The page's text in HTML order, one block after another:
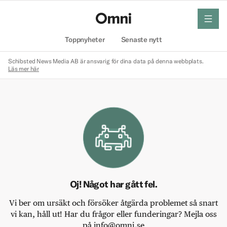
Toppnyheter Senaste nytt
meny
Schibsted News Media AB är ansvarig för dina data på denna webbplats.
Läs mer här
Oj! Något har gått fel.
Vi ber om ursäkt och försöker åtgärda problemet så snart
vi kan, håll ut! Har du frågor eller funderingar? Mejla oss